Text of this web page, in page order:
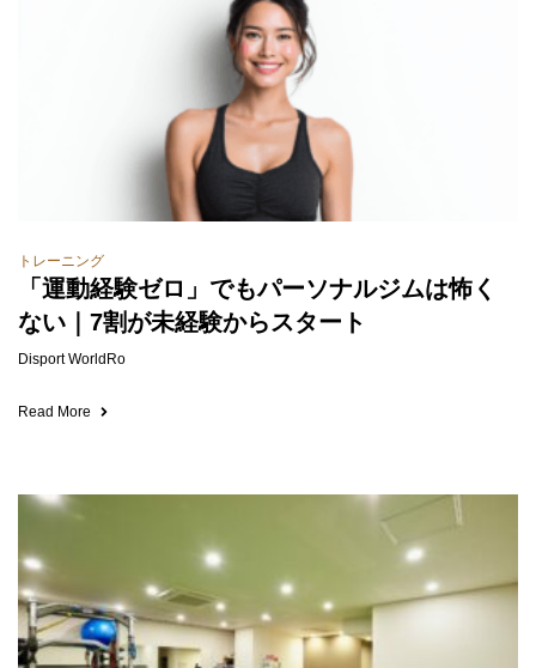
トレーニング
「運動経験ゼロ」でもパーソナルジムは怖く
ない｜7割が未経験からスタート
Disport WorldRo
Read More